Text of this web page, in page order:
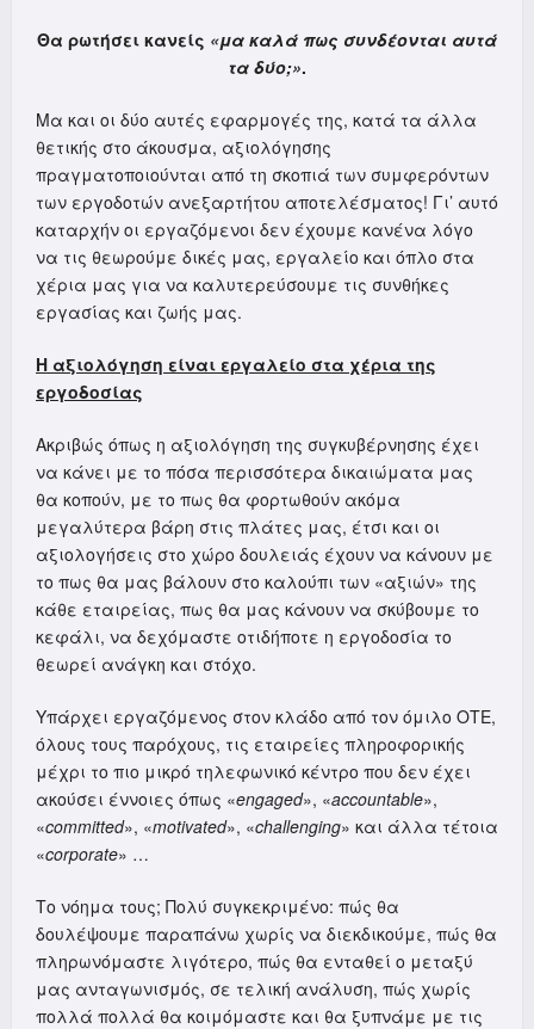
Θα ρωτήσει κανείς «μα καλά πως συνδέονται αυτά
τα δύο;».
Μα και οι δύο αυτές εφαρμογές της, κατά τα άλλα
θετικής στο άκουσμα, αξιολόγησης
πραγματοποιούνται από τη σκοπιά των συμφερόντων
των εργοδοτών ανεξαρτήτου αποτελέσματος! Γι’ αυτό
καταρχήν οι εργαζόμενοι δεν έχουμε κανένα λόγο
να τις θεωρούμε δικές μας, εργαλείο και όπλο στα
χέρια μας για να καλυτερεύσουμε τις συνθήκες
εργασίας και ζωής μας.
Η αξιολόγηση είναι εργαλείο στα χέρια της
εργοδοσίας
Ακριβώς όπως η αξιολόγηση της συγκυβέρνησης έχει
να κάνει με το πόσα περισσότερα δικαιώματα μας
θα κοπούν, με το πως θα φορτωθούν ακόμα
μεγαλύτερα βάρη στις πλάτες μας, έτσι και οι
αξιολογήσεις στο χώρο δουλειάς έχουν να κάνουν με
το πως θα μας βάλουν στο καλούπι των «αξιών» της
κάθε εταιρείας, πως θα μας κάνουν να σκύβουμε το
κεφάλι, να δεχόμαστε οτιδήποτε η εργοδοσία το
θεωρεί ανάγκη και στόχο.
Υπάρχει εργαζόμενος στον κλάδο από τον όμιλο ΟΤΕ,
όλους τους παρόχους, τις εταιρείες πληροφορικής
μέχρι το πιο μικρό τηλεφωνικό κέντρο που δεν έχει
ακούσει έννοιες όπως «engaged», «accountable»,
«committed», «motivated», «challenging» και άλλα τέτοια
«corporate» …
Το νόημα τους; Πολύ συγκεκριμένο: πώς θα
δουλέψουμε παραπάνω χωρίς να διεκδικούμε, πώς θα
πληρωνόμαστε λιγότερο, πώς θα ενταθεί ο μεταξύ
μας ανταγωνισμός, σε τελική ανάλυση, πώς χωρίς
πολλά πολλά θα κοιμόμαστε και θα ξυπνάμε με τις